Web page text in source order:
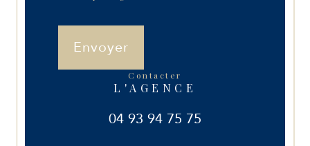
Envoyer
contacter
L'AGENCE
04 93 94 75 75